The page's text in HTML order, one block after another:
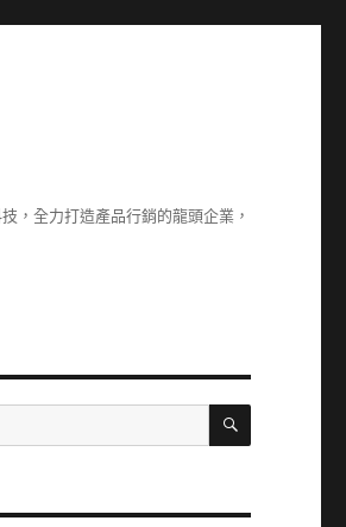
，全力打造產品行銷的龍頭企業，
搜